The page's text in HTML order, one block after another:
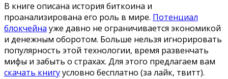
В книге описана история биткоина и
проанализирована его роль в мире. Потенциал
блокчейна уже давно не ограничивается экономикой
и денежным оборотом. Больше нельзя игнорировать
популярность этой технологии, время развенчать
мифы и забыть о страхах. Для этого предлагаем вам
скачать книгуусловно бесплатно (за лайк, твитт).